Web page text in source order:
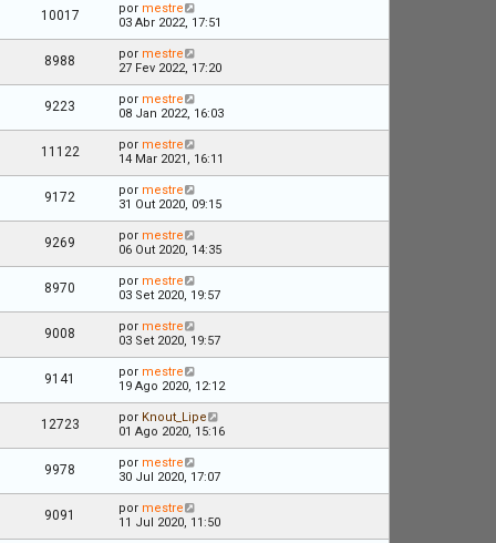
10017 por mestre
03 Abr 2022, 17:51
8988 por mestre
27 Fev 2022, 17:20
9223 por mestre
08 Jan 2022, 16:03
11122 por mestre
14 Mar 2021, 16:11
9172 por mestre
31 Out 2020, 09:15
9269 por mestre
06 Out 2020, 14:35
8970 por mestre
03 Set 2020, 19:57
9008 por mestre
03 Set 2020, 19:57
9141 por mestre
19 Ago 2020, 12:12
12723 por Knout_Lipe
01 Ago 2020, 15:16
9978 por mestre
30 Jul 2020, 17:07
9091 por mestre
11 Jul 2020, 11:50